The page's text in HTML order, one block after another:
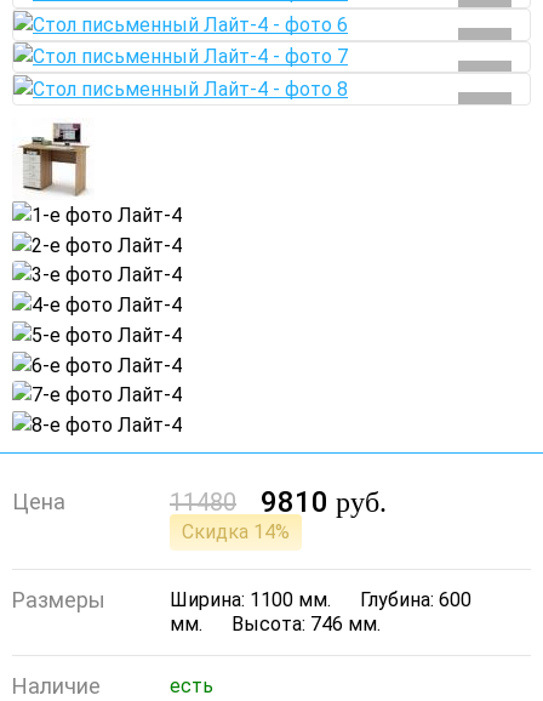
Цена 11480 9810 руб.
Скидка 14%
Размеры Ширина: 1100 мм.
Глубина: 600
мм.
Высота: 746 мм.
Наличие есть